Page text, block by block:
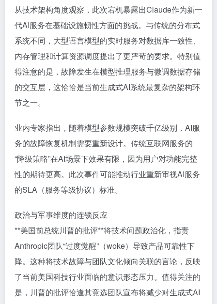
从技术架构角度观察，此次宕机暴露出Claude作为新一
代AI服务在基础设施韧性方面的挑战。与传统的分布式
系统不同，大型语言模型的实时服务对数据库一致性、
内存管理和计算资源调度提出了更严苛的要求。特别值
得注意的是，故障发生在模型推理服务与微调数据存储
的交互层，这恰恰是当前生成式AI系统最复杂的架构环
节之一。
业内专家指出，随着模型参数规模突破千亿级别，AI服
务的故障恢复机制需要重新设计。传统互联网服务的
“降级策略”在AI场景下效果有限，因为用户对功能完整
性的期待更高。此次事件可能推动行业重新审视AI服务
的SLA（服务等级协议）标准。
政治与军事维度的连锁反应
**美国前总统川普的批评**将技术问题政治化，指责
Anthropic团队“过度觉醒”（woke）导致产品可靠性下
降。这种将技术故障与团队文化倾向关联的言论，反映
了当前美国科技行业面临的意识形态压力。值得关注的
是，川普的批评恰逢其竞选团队宣布将减少对生成式AI